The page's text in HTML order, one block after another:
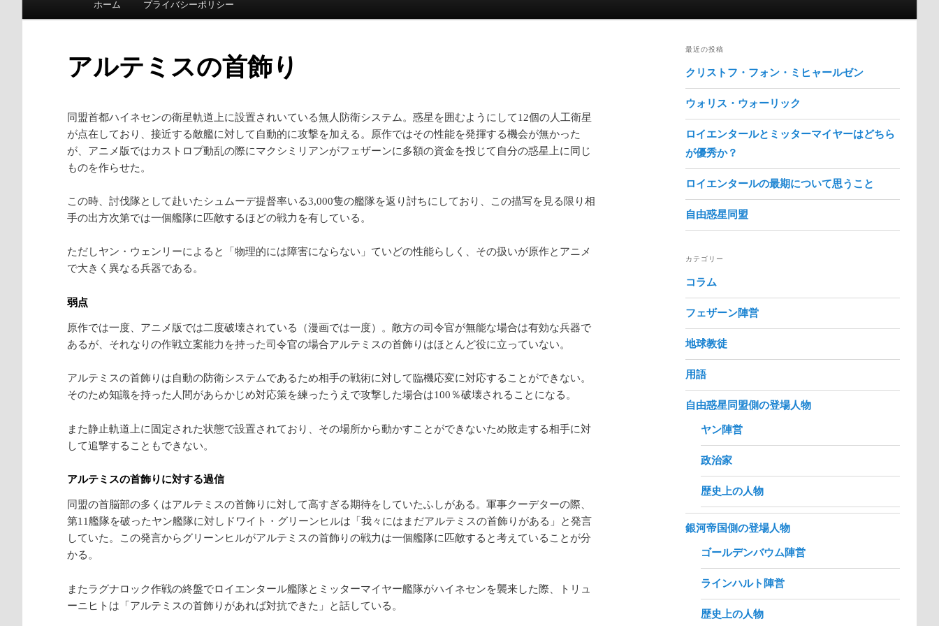
メインコンテンツへ移動
サブコンテンツへ移動
ホーム プライバシーポリシー
アルテミスの首飾り
同盟首都ハイネセンの衛星軌道上に設置されいている無人防衛システム。惑星を囲むようにして12個の人工衛星
が点在しており、接近する敵艦に対して自動的に攻撃を加える。原作ではその性能を発揮する機会が無かった
が、アニメ版ではカストロプ動乱の際にマクシミリアンがフェザーンに多額の資金を投じて自分の惑星上に同じ
ものを作らせた。
この時、討伐隊として赴いたシュムーデ提督率いる3,000隻の艦隊を返り討ちにしており、この描写を見る限り相
手の出方次第では一個艦隊に匹敵するほどの戦力を有している。
ただしヤン・ウェンリーによると「物理的には障害にならない」ていどの性能らしく、その扱いが原作とアニメ
で大きく異なる兵器である。
弱点
原作では一度、アニメ版では二度破壊されている（漫画では一度）。敵方の司令官が無能な場合は有効な兵器で
あるが、それなりの作戦立案能力を持った司令官の場合アルテミスの首飾りはほとんど役に立っていない。
アルテミスの首飾りは自動の防衛システムであるため相手の戦術に対して臨機応変に対応することができない。
そのため知識を持った人間があらかじめ対応策を練ったうえで攻撃した場合は100％破壊されることになる。
また静止軌道上に固定された状態で設置されており、その場所から動かすことができないため敗走する相手に対
して追撃することもできない。
アルテミスの首飾りに対する過信
同盟の首脳部の多くはアルテミスの首飾りに対して高すぎる期待をしていたふしがある。軍事クーデターの際、
第11艦隊を破ったヤン艦隊に対しドワイト・グリーンヒルは「我々にはまだアルテミスの首飾りがある」と発言
していた。この発言からグリーンヒルがアルテミスの首飾りの戦力は一個艦隊に匹敵すると考えていることが分
かる。
またラグナロック作戦の終盤でロイエンタール艦隊とミッターマイヤー艦隊がハイネセンを襲来した際、トリュ
ーニヒトは「アルテミスの首飾りがあれば対抗できた」と話している。
最近の投稿
クリストフ・フォン・ミヒャールゼン
ウォリス・ウォーリック
ロイエンタールとミッターマイヤーはどちら
が優秀か？
ロイエンタールの最期について思うこと
自由惑星同盟
カテゴリー
コラム
フェザーン陣営
地球教徒
用語
自由惑星同盟側の登場人物
ヤン陣営
政治家
歴史上の人物
銀河帝国側の登場人物
ゴールデンバウム陣営
ラインハルト陣営
歴史上の人物